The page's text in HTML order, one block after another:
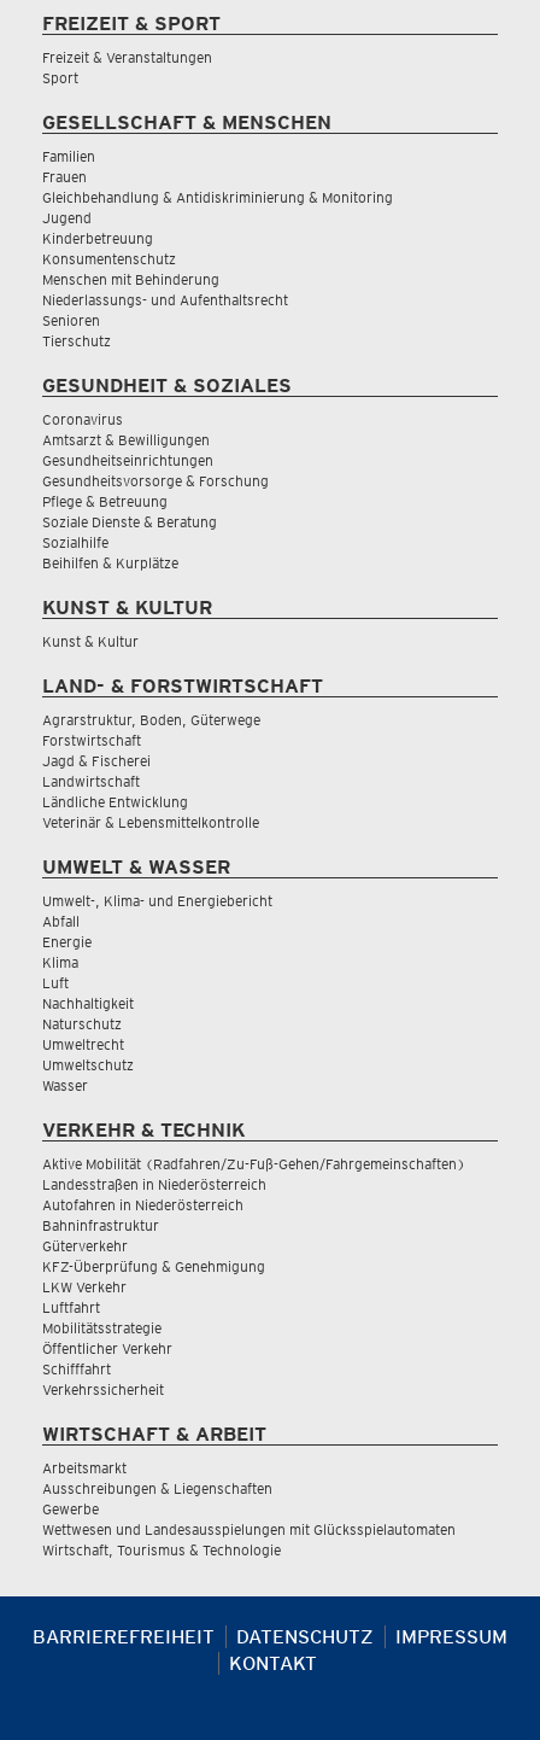
FREIZEIT & SPORT
Freizeit & Veranstaltungen
Sport
GESELLSCHAFT & MENSCHEN
Familien
Frauen
Gleichbehandlung & Antidiskriminierung & Monitoring
Jugend
Kinderbetreuung
Konsumentenschutz
Menschen mit Behinderung
Niederlassungs- und Aufenthaltsrecht
Senioren
Tierschutz
GESUNDHEIT & SOZIALES
Coronavirus
Amtsarzt & Bewilligungen
Gesundheitseinrichtungen
Gesundheitsvorsorge & Forschung
Pflege & Betreuung
Soziale Dienste & Beratung
Sozialhilfe
Beihilfen & Kurplätze
KUNST & KULTUR
Kunst & Kultur
LAND- & FORSTWIRTSCHAFT
Agrarstruktur, Boden, Güterwege
Forstwirtschaft
Jagd & Fischerei
Landwirtschaft
Ländliche Entwicklung
Veterinär & Lebensmittelkontrolle
UMWELT & WASSER
Umwelt-, Klima- und Energiebericht
Abfall
Energie
Klima
Luft
Nachhaltigkeit
Naturschutz
Umweltrecht
Umweltschutz
Wasser
VERKEHR & TECHNIK
Aktive Mobilität (Radfahren/Zu-Fuß-Gehen/Fahrgemeinschaften)
Landesstraßen in Niederösterreich
Autofahren in Niederösterreich
Bahninfrastruktur
Güterverkehr
KFZ-Überprüfung & Genehmigung
LKW Verkehr
Luftfahrt
Mobilitätsstrategie
Öffentlicher Verkehr
Schifffahrt
Verkehrssicherheit
WIRTSCHAFT & ARBEIT
Arbeitsmarkt
Ausschreibungen & Liegenschaften
Gewerbe
Wettwesen und Landesausspielungen mit Glücksspielautomaten
Wirtschaft, Tourismus & Technologie
BARRIEREFREIHEIT DATENSCHUTZ
IMPRESSUM
KONTAKT